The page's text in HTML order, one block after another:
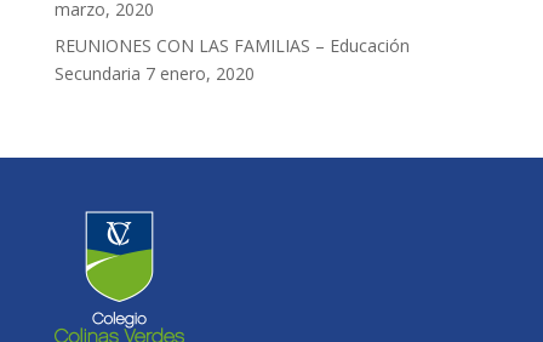
marzo, 2020
REUNIONES CON LAS FAMILIAS – Educación
Secundaria 7 enero, 2020